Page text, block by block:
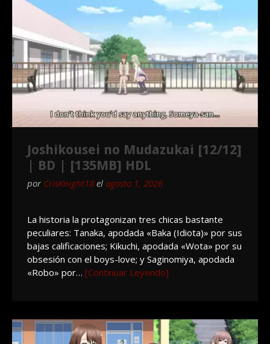
Joshikousei no Mudazukai [12/12]
| BD | [135MB] HDL
por CrisKnight18 el agosto 1, 2026
La historia la protagonizan tres chicas bastante
peculiares: Tanaka, apodada «Baka (Idiota)» por sus
bajas calificaciones; Kikuchi, apodada «Wota» por su
obsesión con el boys-love; y Saginomiya, apodada
«Robo» por… [Continuar Leyendo]